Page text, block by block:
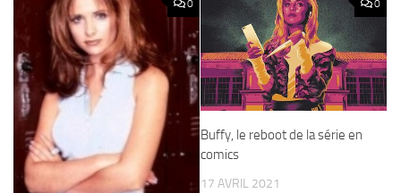
0 0
Buffy, le reboot de la série en
comics
17 AVRIL 2021